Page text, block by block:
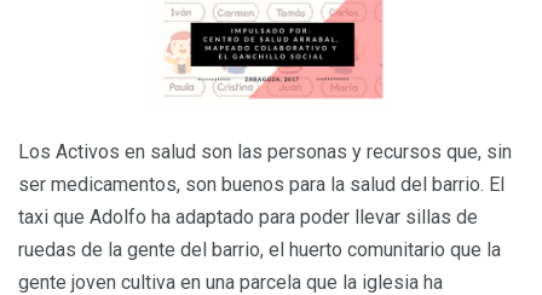
Los Activos en salud son las personas y recursos que, sin
ser medicamentos, son buenos para la salud del barrio. El
taxi que Adolfo ha adaptado para poder llevar sillas de
ruedas de la gente del barrio, el huerto comunitario que la
gente joven cultiva en una parcela que la iglesia ha